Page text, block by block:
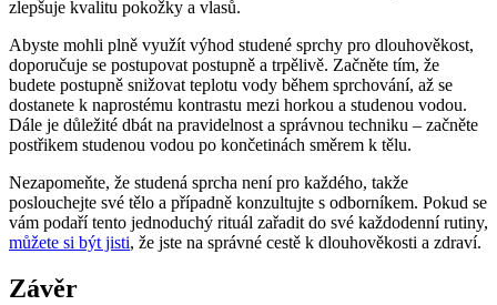
zlepšuje kvalitu pokožky a vlasů.
Abyste mohli plně využít výhod studené sprchy pro dlouhověkost,
doporučuje se postupovat postupně a trpělivě. Začněte tím, že
budete postupně snižovat teplotu vody během sprchování, až se
dostanete k naprostému kontrastu mezi horkou a studenou vodou.
Dále je důležité dbát na pravidelnost a správnou techniku – začněte
postřikem studenou vodou po končetinách směrem k tělu.
Nezapomeňte, že studená sprcha není pro každého, takže
poslouchejte své tělo a případně konzultujte s odborníkem. Pokud se
vám podaří tento jednoduchý rituál zařadit do své každodenní rutiny,
můžete si být jisti, že jste na správné cestě k dlouhověkosti a zdraví.
Závěr